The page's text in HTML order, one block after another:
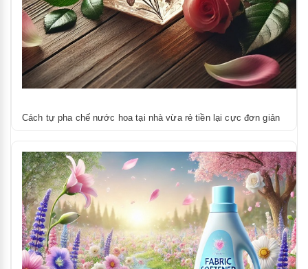
Cách tự pha chế nước hoa tại nhà vừa rẻ tiền lại cực đơn giản